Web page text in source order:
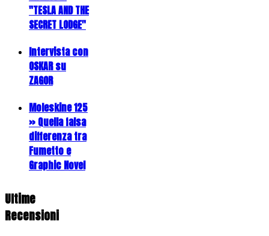
"TESLA AND THE
SECRET LODGE"
Intervista con
OSKAR su
ZAGOR
Moleskine 125
» Quella falsa
differenza tra
Fumetto e
Graphic Novel
Ultime
Recensioni